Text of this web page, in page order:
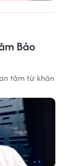
Bảo
tâm từ khán